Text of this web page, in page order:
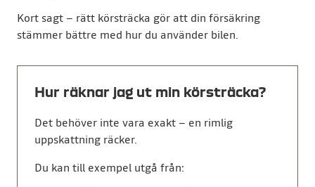
Kort sagt – rätt körsträcka gör att din försäkring
stämmer bättre med hur du använder bilen.
Hur räknar jag ut min körsträcka?
Det behöver inte vara exakt – en rimlig
uppskattning räcker.
Du kan till exempel utgå från: